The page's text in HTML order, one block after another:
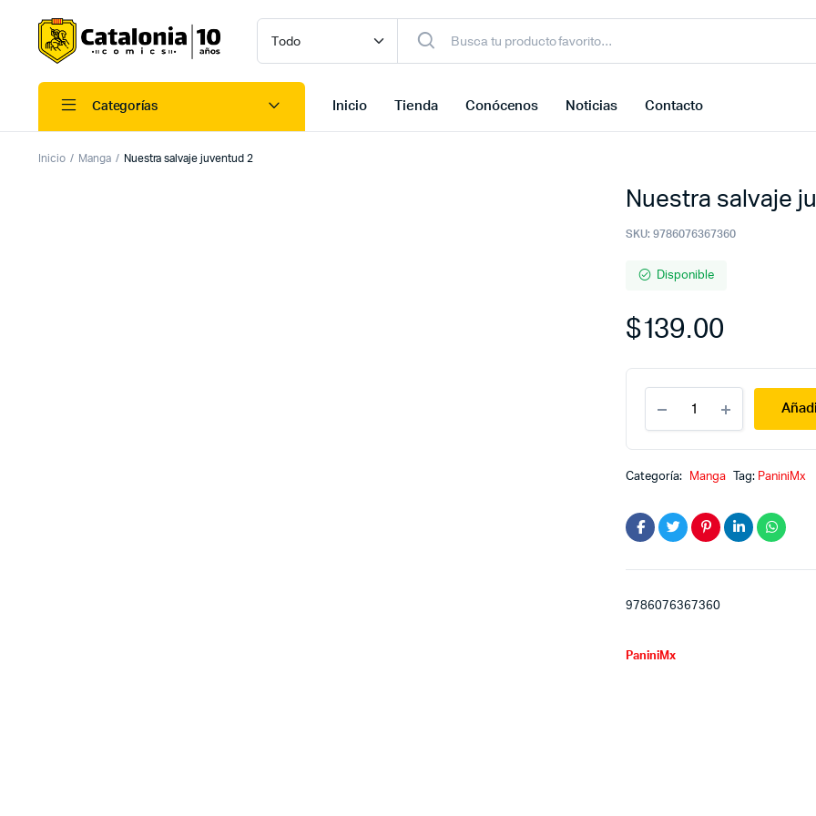
Categorías Inicio Tienda Conócenos Noticias Contacto
Inicio Manga Nuestra salvaje juventud 2
Nuestra salvaje
SKU: 9786076367360
Disponible
$139.00
salvaje
juventud
2
Categoría: Manga Tag: PaniniMx
9786076367360
PaniniMx